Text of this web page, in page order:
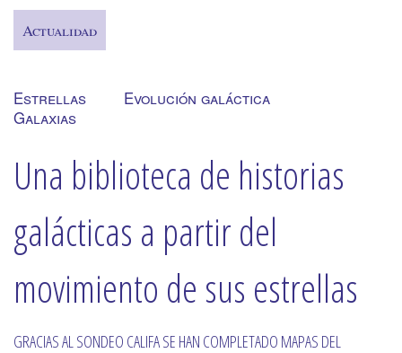
Actualidad
Estrellas
Evolución galáctica
Galaxias
Una biblioteca de historias
galácticas a partir del
movimiento de sus estrellas
GRACIAS AL SONDEO CALIFA SE HAN COMPLETADO MAPAS DEL